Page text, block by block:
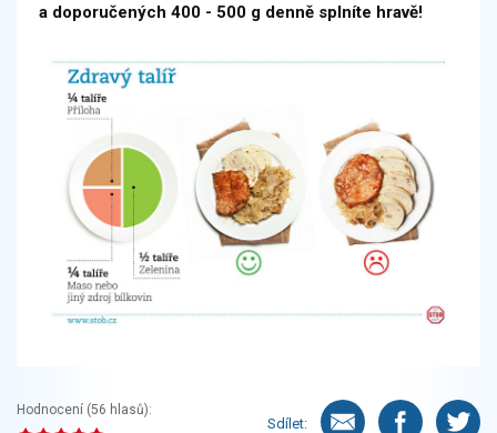
a doporučených 400 - 500 g denně splníte hravě!
Hodnocení (56 hlasů):
Sdílet: